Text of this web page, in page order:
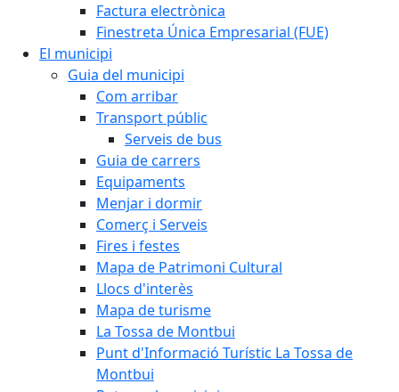
Factura electrònica
Finestreta Única Empresarial (FUE)
El municipi
Guia del municipi
Com arribar
Transport públic
Serveis de bus
Guia de carrers
Equipaments
Menjar i dormir
Comerç i Serveis
Fires i festes
Mapa de Patrimoni Cultural
Llocs d'interès
Mapa de turisme
La Tossa de Montbui
Punt d'Informació Turístic La Tossa de
Montbui